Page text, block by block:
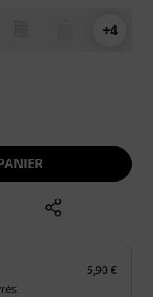
+4
5,90 €